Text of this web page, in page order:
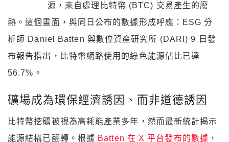
源，來自處理比特幣 (BTC) 交易產生的廢
熱。這個畫面，與同日公布的數據形成呼應：ESG 分
析師 Daniel Batten 與數位資產研究所 (DARI) 9 日發
布報告指出，比特幣網路使用的綠色能源佔比已達
56.7%。
礦場成為環保經濟誘因、而非道德誘因
比特幣挖礦被視為高耗能產業多年，然而最新統計揭示
能源結構已翻轉。根據 Batten 在 X 平台發布的數據 ，